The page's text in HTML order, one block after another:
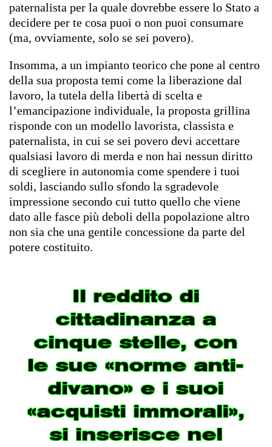
paternalista per la quale dovrebbe essere lo Stato a
decidere per te cosa puoi o non puoi consumare
(ma, ovviamente, solo se sei povero).
Insomma, a un impianto teorico che pone al centro
della sua proposta temi come la liberazione dal
lavoro, la tutela della libertà di scelta e
l’emancipazione individuale, la proposta grillina
risponde con un modello lavorista, classista e
paternalista, in cui se sei povero devi accettare
qualsiasi lavoro di merda e non hai nessun diritto
di scegliere in autonomia come spendere i tuoi
soldi, lasciando sullo sfondo la sgradevole
impressione secondo cui tutto quello che viene
dato alle fasce più deboli della popolazione altro
non sia che una gentile concessione da parte del
potere costituito.
Il reddito di
cittadinanza a
cinque stelle, con
le sue «norme anti-
divano» e i suoi
«acquisti immorali»,
si inserisce nel